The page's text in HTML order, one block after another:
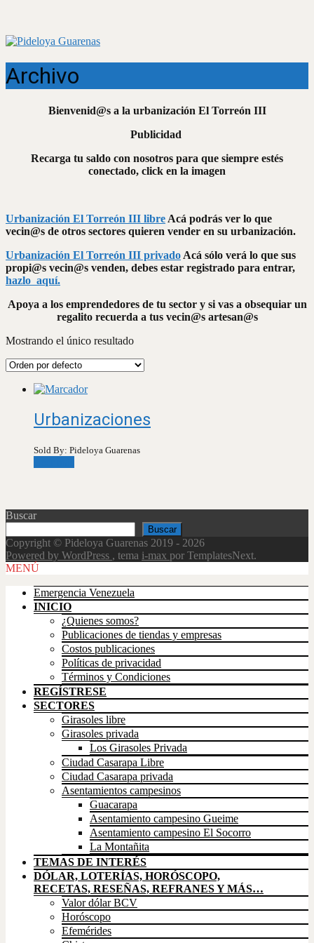
Archivo
Bienvenid@s a la urbanización El Torreón III
Publicidad
Recarga tu saldo con nosotros para que siempre estés
conectado, click en la imagen
Urbanización El Torreón III libre Acá podrás ver lo que
vecin@s de otros sectores quieren vender en su urbanización.
Urbanización El Torreón III privado Acá sólo verá lo que sus
propi@s vecin@s venden, debes estar registrado para entrar,
hazlo aquí.
Apoya a los emprendedores de tu sector y si vas a obsequiar un
regalito recuerda a tus vecin@s artesan@s
Mostrando el único resultado
Urbanizaciones
Sold By: Pideloya Guarenas
Buscar
Buscar
Copyright © Pideloya Guarenas 2019 - 2026
Powered by WordPress , tema i-max por TemplatesNext.
Scroll
MENÚ
Emergencia Venezuela
INICIO
¿Quienes somos?
Publicaciones de tiendas y empresas
Costos publicaciones
Políticas de privacidad
Términos y Condiciones
REGÍSTRESE
SECTORES
Girasoles libre
Girasoles privada
Los Girasoles Privada
Ciudad Casarapa Libre
Ciudad Casarapa privada
Asentamientos campesinos
Guacarapa
Asentamiento campesino Gueime
Asentamiento campesino El Socorro
La Montañita
TEMAS DE INTERÉS
DÓLAR, LOTERÍAS, HORÓSCOPO,
RECETAS, RESEÑAS, REFRANES Y MÁS…
Valor dólar BCV
Horóscopo
Efemérides